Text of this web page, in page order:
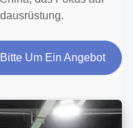
Bitte Um Ein Angebot